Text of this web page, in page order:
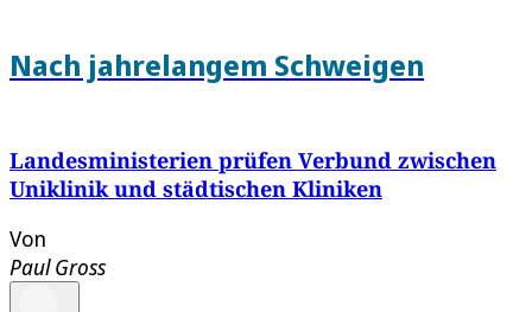
Nach jahrelangem Schweigen
Landesministerien prüfen Verbund zwischen
Uniklinik und städtischen Kliniken
Von
Paul Gross